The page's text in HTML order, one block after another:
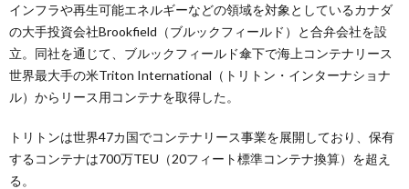
インフラや再生可能エネルギーなどの領域を対象としているカナダ
の大手投資会社Brookfield（ブルックフィールド）と合弁会社を設
立。同社を通じて、ブルックフィールド傘下で海上コンテナリース
世界最大手の米Triton International（トリトン・インターナショナ
ル）からリース用コンテナを取得した。
トリトンは世界47カ国でコンテナリース事業を展開しており、保有
するコンテナは700万TEU（20フィート標準コンテナ換算）を超え
る。